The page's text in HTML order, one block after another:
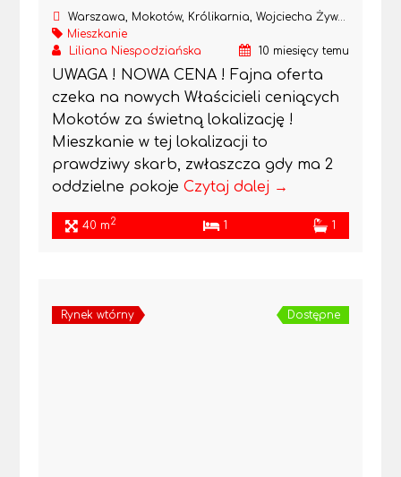
Warszawa, Mokotów, Królikarnia, Wojciecha Żywnego
Mieszkanie
Liliana Niespodziańska
10 miesięcy temu
UWAGA ! NOWA CENA ! Fajna oferta
czeka na nowych Właścicieli ceniących
Mokotów za świetną lokalizację !
Mieszkanie w tej lokalizacji to
prawdziwy skarb, zwłaszcza gdy ma 2
oddzielne pokoje Czytaj dalej →
40 m2 1 1
Rynek wtórny Dostępne